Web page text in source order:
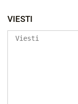
VIESTI